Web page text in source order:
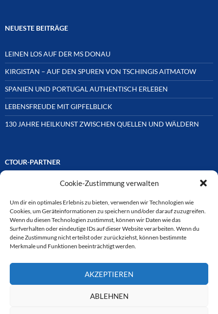
Cookie-Zustimmung verwalten
Um dir ein optimales Erlebnis zu bieten, verwenden wir Technologien wie
Cookies, um Geräteinformationen zu speichern und/oder darauf zuzugreifen.
Wenn du diesen Technologien zustimmst, können wir Daten wie das
Surfverhalten oder eindeutige IDs auf dieser Website verarbeiten. Wenn du
deine Zustimmung nicht erteilst oder zurückziehst, können bestimmte
Merkmale und Funktionen beeinträchtigt werden.
AKZEPTIEREN
ABLEHNEN
NEUESTE BEITRÄGE
LEINEN LOS AUF DER MS DONAU
KIRGISTAN – AUF DEN SPUREN VON TSCHINGIS AITMATOW
SPANIEN UND PORTUGAL AUTHENTISCH ERLEBEN
LEBENSFREUDE MIT GIPFELBLICK
130 JAHRE HEILKUNST ZWISCHEN QUELLEN UND WÄLDERN
CTOUR-PARTNER
Unsere Reisejournalisten-Vereinigung ist über Mitglieder und
ausgewählten Partnern der Medien- und Tourismusbranche
verbunden. Hier eine
Auswahl der Online-Plattformen:
CTOUR der Club der Tourismus-Journalisten. Wir freuen uns immer
über Anfragen von neuen Mitgliedern. Nehmen Sie bei Interesse über
das Kontaktformular Kontakt zu uns auf. CTOUR über 30 Jahre im
Dienst des Reisejournalismus.